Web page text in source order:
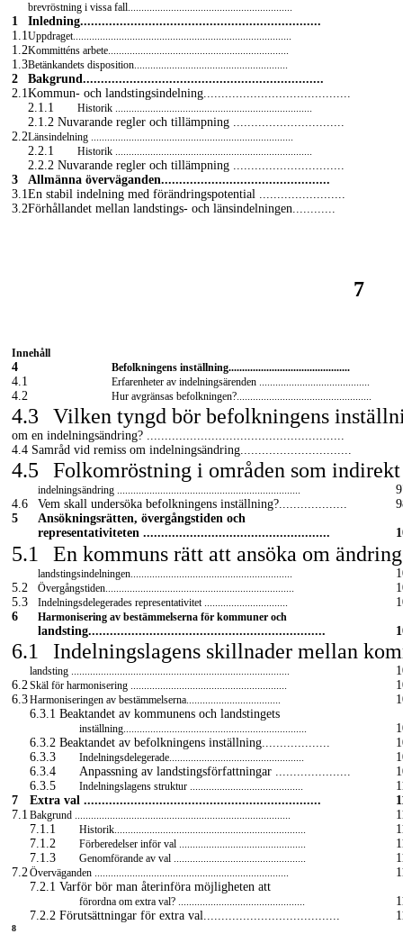
brevröstning i vissa fall.............................................................
1
Inledning...................................................................
1.1Uppdraget.................................................................................
1.2Kommitténs arbete...................................................................
1.3Betänkandets disposition.........................................................
2
Bakgrund...................................................................
2.1Kommun- och landstingsindelning.........................................
2.1.1
Historik .........................................................................
2.1.2 Nuvarande regler och tillämpning ...............................
2.2Länsindelning ...........................................................................
2.2.1 Historik .........................................................................
2.2.2 Nuvarande regler och tillämpning ...............................
3
Allmänna överväganden...............................................
3.1En stabil indelning med förändringspotential ........................
3.2Förhållandet mellan landstings- och länsindelningen............
7
Innehåll
4 Befolkningens inställning.............................................
4.1 Erfarenheter av indelningsärenden .........................................
4.2 Hur avgränsas befolkningen?..................................................
4.3 Vilken tyngd bör befolkningens
om en indelningsändring? .......................................................
4.4 Samråd vid remiss om indelningsändring...............................
4.5 Folkomröstning i områden som indirekt
indelningsändring ....................................................................
4.6
Vem skall undersöka befolkningens inställning?...................
5
Ansökningsrätten, övergångstiden och
representativiteten ....................................................
5.1 En kommuns rätt att ansöka om
landstingsindelningen............................................................
5.2
Övergångstiden......................................................................
5.3
Indelningsdelegerades representativitet ...............................
6
Harmonisering av bestämmelserna för kommuner och
landsting..................................................................
6.1 Indelningslagens skillnader mellan
landsting .................................................................................
6.2Skäl för harmonisering ..........................................................
6.3Harmoniseringen av bestämmelserna...................................
6.3.1 Beaktandet av kommunens och landstingets
inställning....................................................................
6.3.2 Beaktandet av befolkningens inställning...................
6.3.3
Indelningsdelegerade..................................................
6.3.4
Anpassning av landstingsförfattningar .....................
6.3.5
Indelningslagens struktur ..........................................
7
Extra val ..................................................................
7.1 Bakgrund ................................................................................
7.1.1
Historik.......................................................................
7.1.2
Förberedelser inför val ...............................................
7.1.3
Genomförande av val .................................................
7.2Överväganden ........................................................................
7.2.1 Varför bör man återinföra möjligheten att
förordna om extra val? ...............................................
7.2.2 Förutsättningar för extra val......................................
8